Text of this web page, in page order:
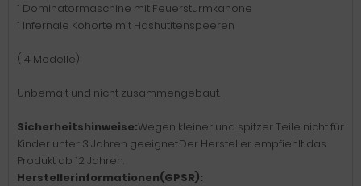
1 Dominatormaschine mit Feuersturmkanone
1 Infernale Kohorte mit Hashutitenspeeren
(14 Modelle)
Unbemalt und nicht zusammengebaut.
Sicherheitshinweise:Wegen kleiner und spitzer Teile nicht für
Kinder unter 3 Jahren geeignet.Der Hersteller empfiehlt das
Produkt ab 12 Jahren.
Herstellerinformationen(GPSR):